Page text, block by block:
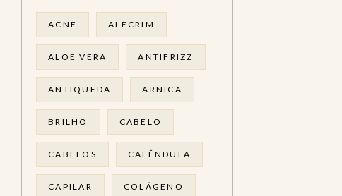
ACNE ALECRIM
ALOE VERA ANTIFRIZZ
ANTIQUEDA ARNICA
BRILHO CABELO
CABELOS CALÊNDULA
CAPILAR COLÁGENO